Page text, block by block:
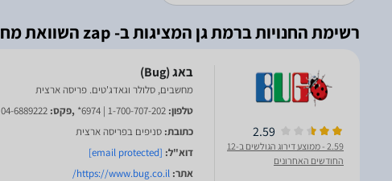
רשימת החנויות ברמת גן המציגות ב- zap השוואת מחירים
2.59
2.59
- ממוצע דירוג הגולשים ב-12
החודשים האחרונים
מחשבים, סלולר וגאדג'טים. פריסה ארצית
טלפון: 1-700-707-202 | 6974* ,פקס: 04-6889222
כתובת: סניפים בפריסה ארצית
דוא"ל: [email protected]
אתר: https://www.bug.co.il/